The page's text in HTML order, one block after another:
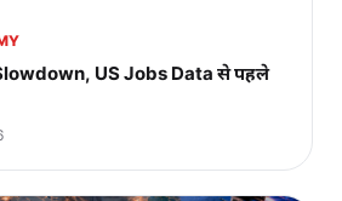
US Jobs Data से पहले